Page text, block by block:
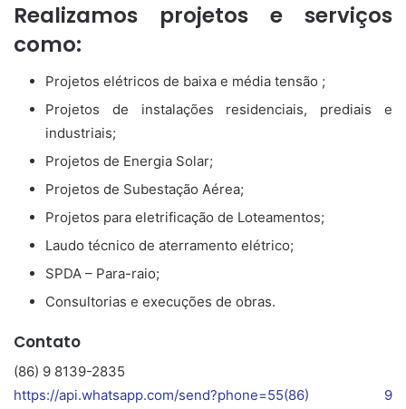
Realizamos projetos e serviços
como:
Projetos elétricos de baixa e média tensão ;
Projetos de instalações residenciais, prediais e
industriais;
Projetos de Energia Solar;
Projetos de Subestação Aérea;
Projetos para eletrificação de Loteamentos;
Laudo técnico de aterramento elétrico;
SPDA – Para-raio;
Consultorias e execuções de obras.
Contato
(86) 9 8139-2835
https://api.whatsapp.com/send?phone=55(86) 9